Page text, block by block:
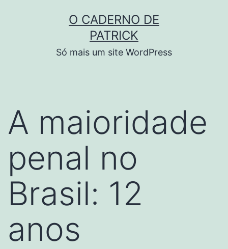
O CADERNO DE
PATRICK
Só mais um site WordPress
A maioridade
penal no
Brasil: 12
anos